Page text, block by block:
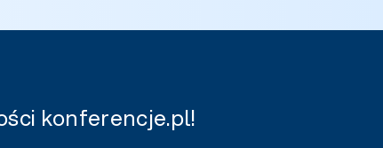
konferencje.pl!